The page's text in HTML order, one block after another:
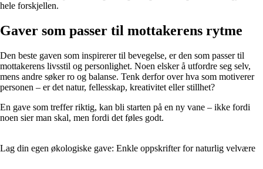
hele forskjellen.
Gaver som passer til mottakerens rytme
Den beste gaven som inspirerer til bevegelse, er den som passer til
mottakerens livsstil og personlighet. Noen elsker å utfordre seg selv,
mens andre søker ro og balanse. Tenk derfor over hva som motiverer
personen – er det natur, fellesskap, kreativitet eller stillhet?
En gave som treffer riktig, kan bli starten på en ny vane – ikke fordi
noen sier man skal, men fordi det føles godt.
Lag din egen økologiske gave: Enkle oppskrifter for naturlig velvære